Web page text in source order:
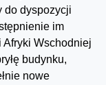
do dyspozycji
im
Wschodniej
budynku,
nowe